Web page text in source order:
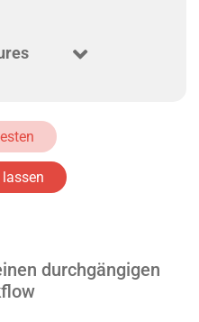
lassen
durchgängigen